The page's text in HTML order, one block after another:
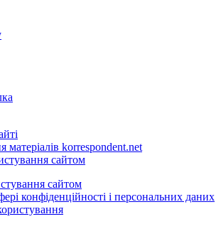
матеріалів korrespondent.net
сайтом
сайтом
конфіденційності і персональних даних